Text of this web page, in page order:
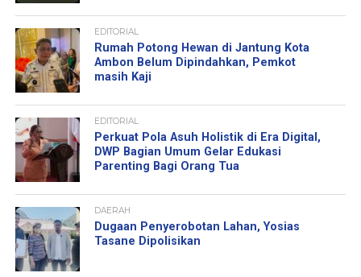
EDITORIAL
Rumah Potong Hewan di Jantung Kota
Ambon Belum Dipindahkan, Pemkot
masih Kaji
EDITORIAL
Perkuat Pola Asuh Holistik di Era Digital,
DWP Bagian Umum Gelar Edukasi
Parenting Bagi Orang Tua
DAERAH
Dugaan Penyerobotan Lahan, Yosias
Tasane Dipolisikan